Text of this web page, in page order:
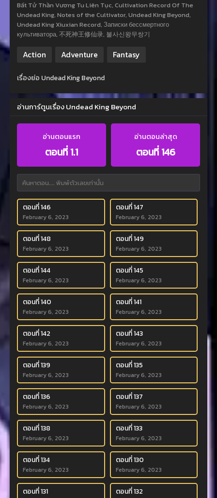
Bất Tử Thần Vương Tu Liên Tục, Cultivation Record Of The
Undead King, Notes of the Cultivator, Undead King Beyond,
Undead King Xiuxian Record, Записки бессмертного
культиватора, 不死神王修仙录, 불사신왕무쌍기
Action Adventure Fantasy
เรื่องย่อ Undead King Beyond
อ่านการ์ตูนเรื่อง Undead King Beyond
อ่านตอนแรก
ตอนที่ 1.1
อ่านตอนล่าสุด
ตอนที่ 146
ตอนที่ 146
February 6, 2023
ตอนที่ 147
February 6, 2023
ตอนที่ 148
February 6, 2023
ตอนที่ 149
February 6, 2023
ตอนที่ 144
February 6, 2023
ตอนที่ 145
February 6, 2023
ตอนที่ 140
February 6, 2023
ตอนที่ 141
February 6, 2023
ตอนที่ 142
February 6, 2023
ตอนที่ 143
February 6, 2023
ตอนที่ 139
February 6, 2023
ตอนที่ 135
February 6, 2023
ตอนที่ 136
February 6, 2023
ตอนที่ 137
February 6, 2023
ตอนที่ 138
February 6, 2023
ตอนที่ 133
February 6, 2023
ตอนที่ 134
February 6, 2023
ตอนที่ 130
February 6, 2023
ตอนที่ 131 ตอนที่ 132